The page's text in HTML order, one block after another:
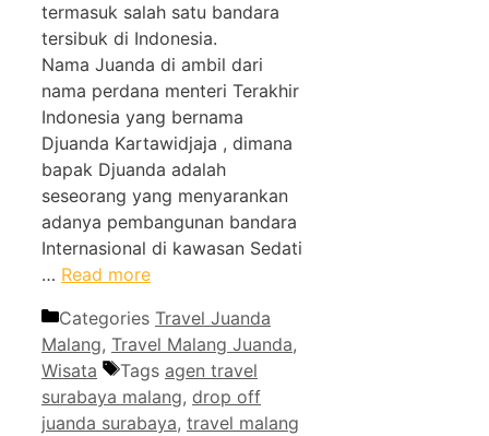
termasuk salah satu bandara
tersibuk di Indonesia.
Nama Juanda di ambil dari
nama perdana menteri Terakhir
Indonesia yang bernama
Djuanda Kartawidjaja , dimana
bapak Djuanda adalah
seseorang yang menyarankan
adanya pembangunan bandara
Internasional di kawasan Sedati
… Read more
Categories Travel Juanda
Malang, Travel Malang Juanda,
Wisata
Tags agen travel
surabaya malang, drop off
juanda surabaya, travel malang